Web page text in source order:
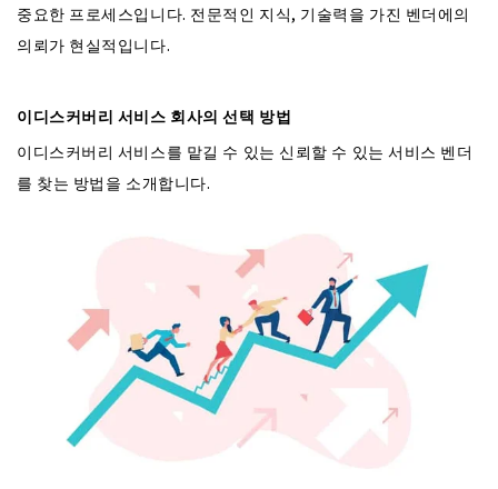
중요한 프로세스입니다. 전문적인 지식, 기술력을 가진 벤더에의
의뢰가 현실적입니다.
이디스커버리 서비스 회사의 선택 방법
이디스커버리 서비스를 맡길 수 있는 신뢰할 수 있는 서비스 벤더
를 찾는 방법을 소개합니다.